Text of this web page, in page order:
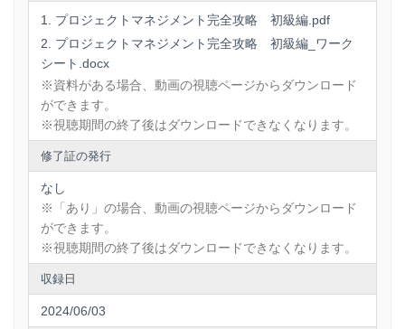
プロジェクトマネジメント完全攻略 初級編.pdf
プロジェクトマネジメント完全攻略 初級編_ワーク
シート.docx
※資料がある場合、動画の視聴ページからダウンロード
ができます。
※視聴期間の終了後はダウンロードできなくなります。
修了証の発行
なし
※「あり」の場合、動画の視聴ページからダウンロード
ができます。
※視聴期間の終了後はダウンロードできなくなります。
収録日
2024/06/03